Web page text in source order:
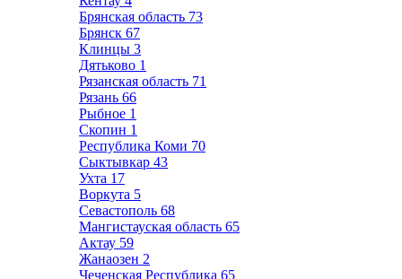
Брянская область 73
Брянск 67
Клинцы 3
Дятьково 1
Рязанская область 71
Рязань 66
Рыбное 1
Скопин 1
Республика Коми 70
Сыктывкар 43
Ухта 17
Воркута 5
Севастополь 68
Мангистауская область 65
Актау 59
Жанаозен 2
Чеченская Республика 65